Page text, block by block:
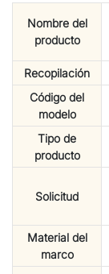
Nombre del
producto
Recopilación
Código del
modelo
Tipo de
producto
Solicitud
Material del
marco